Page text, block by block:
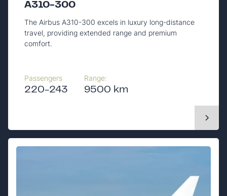
A310-300
The Airbus A310-300 excels in luxury long-distance
travel, providing extended range and premium
comfort.
Passengers
220-243
Range:
9500 km